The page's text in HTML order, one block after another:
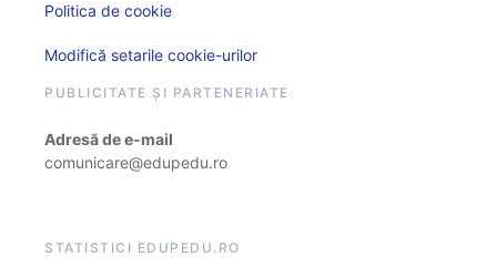
Politica de cookie
Modifică setarile cookie-urilor
PUBLICITATE ȘI PARTENERIATE
Adresă de e-mail
comunicare@edupedu.ro
STATISTICI EDUPEDU.RO